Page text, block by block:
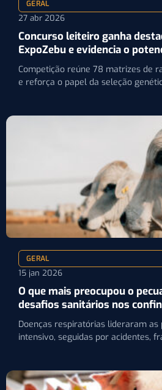
GERAL
27 abr 2026
Concurso leiteiro ganha
ExpoZebu e evidencia o
zebu
Competição reúne 78 matrizes de
e reforça o papel da seleção
GERAL
15 jan 2026
O que mais preocupou o
desafios sanitários nos
Doenças respiratórias lideraram as
intensivo, seguidas por acidentes,